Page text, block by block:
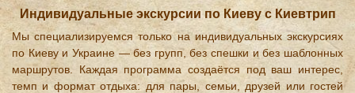
Индивидуальные экскурсии по Киеву с Киевтрип
Мы специализируемся только на индивидуальных экскурсиях
по Киеву и Украине — без групп, без спешки и без шаблонных
маршрутов. Каждая программа создаётся под ваш интерес,
темп и формат отдыха: для пары, семьи, друзей или гостей